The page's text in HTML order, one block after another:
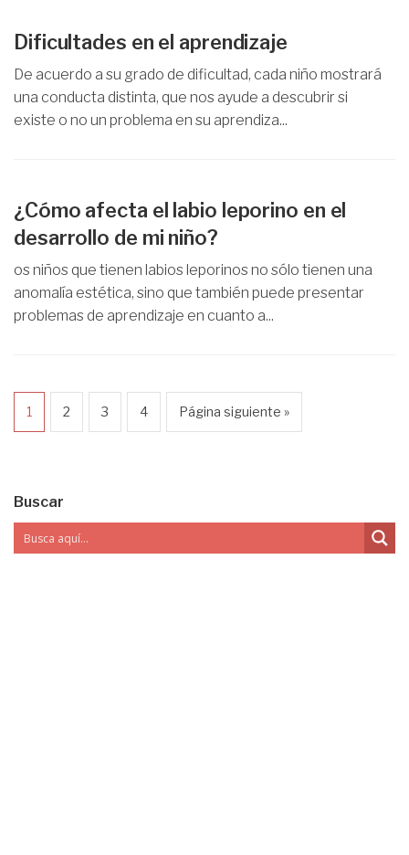
Dificultades en el aprendizaje
De acuerdo a su grado de dificultad, cada niño mostrará
una conducta distinta, que nos ayude a descubrir si
existe o no un problema en su aprendiza...
¿Cómo afecta el labio leporino en el
desarrollo de mi niño?
os niños que tienen labios leporinos no sólo tienen una
anomalía estética, sino que también puede presentar
problemas de aprendizaje en cuanto a...
1 2 3 4 Página siguiente »
Buscar